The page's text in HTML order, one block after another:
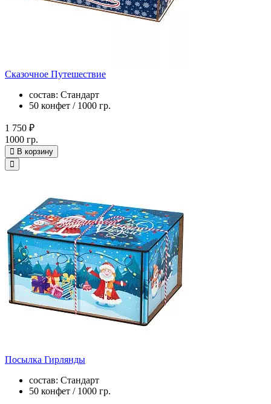
Сказочное Путешествие
состав: Стандарт
50 конфет / 1000 гр.
1 750 ₽
1000 гр.
В корзину
Посылка Гирлянды
состав: Стандарт
50 конфет / 1000 гр.